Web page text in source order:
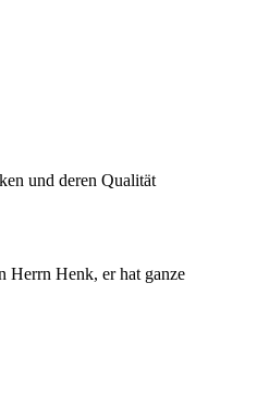
und deren Qualität
Herrn Henk, er hat ganze